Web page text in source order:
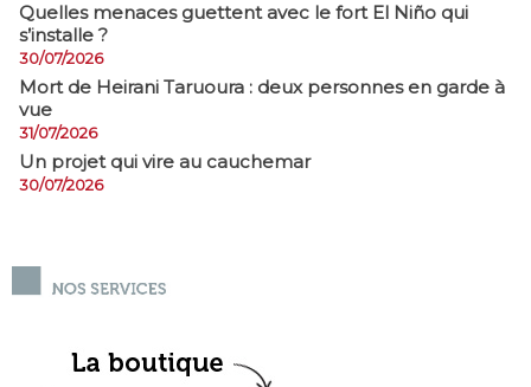
Quelles menaces guettent avec le fort El Niño qui
s’installe ?
30/07/2026
Mort de Heirani Taruoura : deux personnes en garde à
vue
31/07/2026
Un projet qui vire au cauchemar
30/07/2026